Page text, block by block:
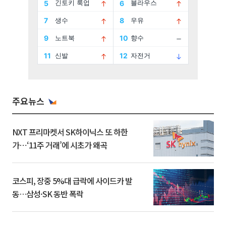
주요뉴스
NXT 프리마켓서 SK하이닉스 또 하한
가⋯‘11주 거래’에 시초가 왜곡
코스피, 장중 5%대 급락에 사이드카 발
동…삼성·SK 동반 폭락